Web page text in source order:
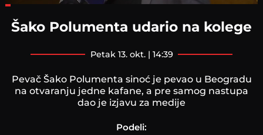
Šako Polumenta udario na kolege
petak 13. okt. | 14:39
Pevač Šako Polumenta sinoć je pevao u Beogradu
na otvaranju jedne kafane, a pre samog nastupa
dao je izjavu za medije
Podeli: